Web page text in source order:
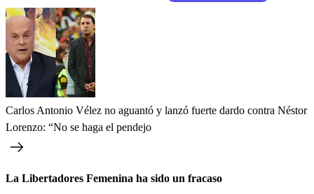
Carlos Antonio Vélez no aguantó y lanzó fuerte dardo contra Néstor
Lorenzo: “No se haga el pendejo
La Libertadores Femenina ha sido un fracaso